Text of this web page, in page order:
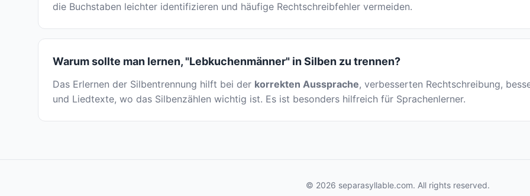
die Buchstaben leichter identifizieren und häufige Rechtschreibfehler vermeiden.
Warum sollte man lernen, "Lebkuchenmänner" in Silben zu trennen?
Das Erlernen der Silbentrennung hilft bei der korrekten Aussprache, verbesserten Rechtschreibung,
und Liedtexte, wo das Silbenzählen wichtig ist. Es ist besonders hilfreich für Sprachenlerner.
© 2026 separasyllable.com. All rights reserved.